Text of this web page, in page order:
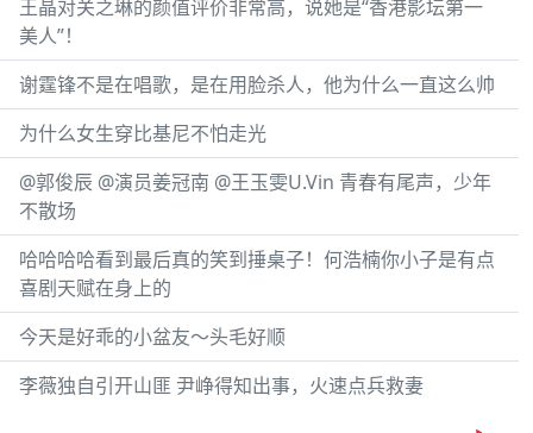
王晶对关之琳的颜值评价非常高，说她是“香港影坛第一
美人”！
谢霆锋不是在唱歌，是在用脸杀人，他为什么一直这么帅
为什么女生穿比基尼不怕走光
@郭俊辰 @演员姜冠南 @王玉雯U.Vin 青春有尾声，少年
不散场
哈哈哈哈看到最后真的笑到捶桌子！何浩楠你小子是有点
喜剧天赋在身上的
今天是好乖的小盆友～头毛好顺
李薇独自引开山匪 尹峥得知出事，火速点兵救妻